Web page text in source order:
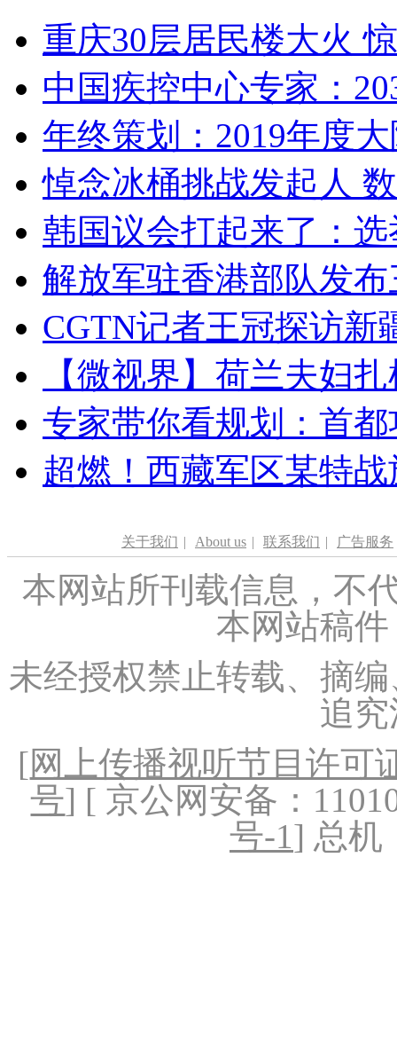
重庆30层居民楼大火
中国疾控中心专家：
年终策划：2019年度
悼念冰桶挑战发起人
韩国议会打起来了：
解放军驻香港部队发
CGTN记者王冠探访新
【微视界】荷兰夫妇
专家带你看规划：首
超燃！西藏军区某特
关于我们 | About us | 联系我们 | 广告服务
本网站所刊载信息，不
本网站稿
未经授权禁止转载、摘
追
[网上传播视听节目许可
号] [ 京公网安备：
号-1] 总机